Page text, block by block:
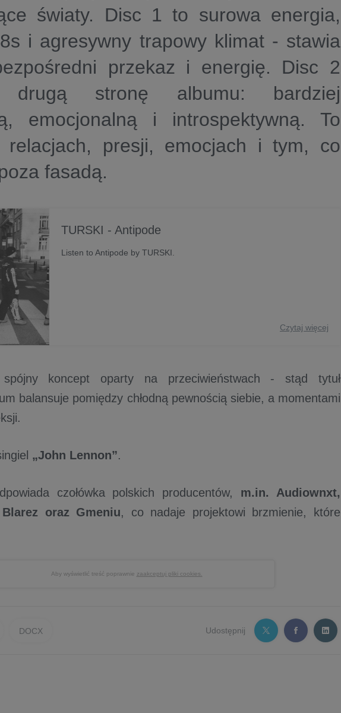
światy. Disc 1 to surowa energia,
i agresywny trapowy klimat - stawia
przekaz i energię. Disc 2
drugą stronę albumu: bardziej
emocjonalną i introspektywną. To
relacjach, presji, emocjach i tym, co
fasadą.
TURSKI - Antipode
Listen to Antipode by TURSKI.
Czytaj więcej
spójny koncept oparty na przeciwieństwach - stąd tytuł
balansuje pomiędzy chłodną pewnością siebie, a momentami
„John Lennon”.
czołówka polskich producentów, m.in. Audiownxt,
oraz Gmeniu, co nadaje projektowi brzmienie, które
Aby wyświetlić treść poprawnie zaakceptuj pliki cookies.
DOCX Udostępnij